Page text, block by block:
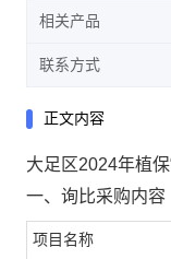
相关产品
联系方式
正文内容
大足区2024年植
一、询比采购内容
项目名称